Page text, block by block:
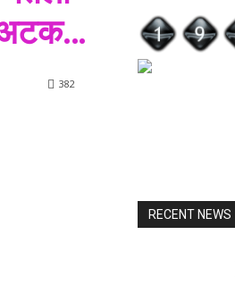
अटक…
382
RECENT NEWS